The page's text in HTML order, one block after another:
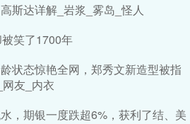
斯达详解_岩浆_雾岛_怪人
笑了1700年
状态惊艳全网，郑秀文新造型被指
友_内衣
，期银一度跌超6%，获利了结、美